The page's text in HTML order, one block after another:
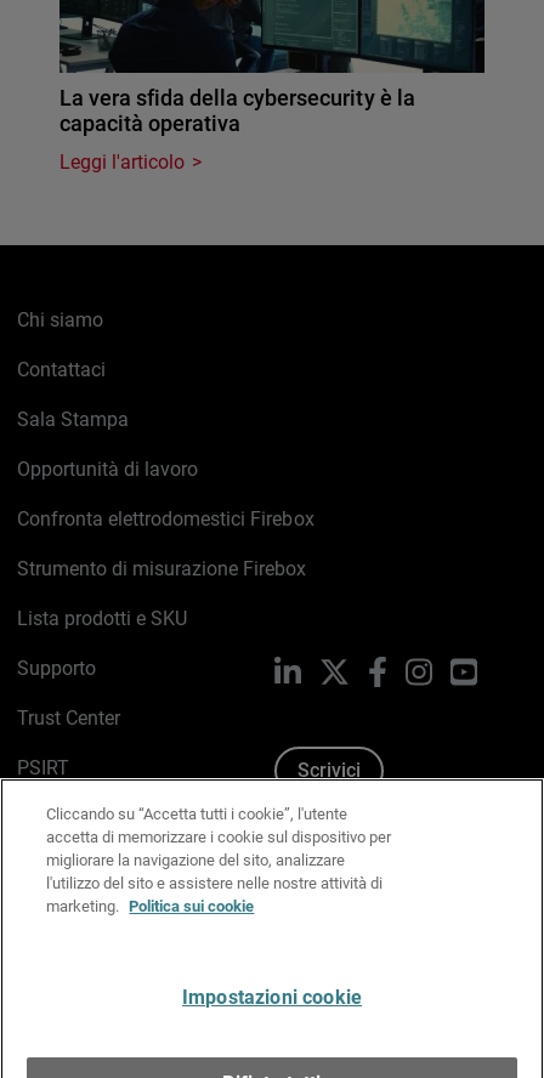
La vera sfida della cybersecurity è la
capacità operativa
Leggi l'articolo
Chi siamo
Contattaci
Sala Stampa
Opportunità di lavoro
Confronta elettrodomestici Firebox
Strumento di misurazione Firebox
Lista prodotti e SKU
Supporto
Trust Center
PSIRT
Politica sui cookie
Informativa sulla privacy
Kit Media & Brand
LinkedIn FacebookInstagram
Scrivici
Cliccando su “Accetta tutti i cookie”, l'utente
accetta di memorizzare i cookie sul dispositivo per
migliorare la navigazione del sito, analizzare
l'utilizzo del sito e assistere nelle nostre attività di
marketing. Politica sui cookie
Impostazioni cookie